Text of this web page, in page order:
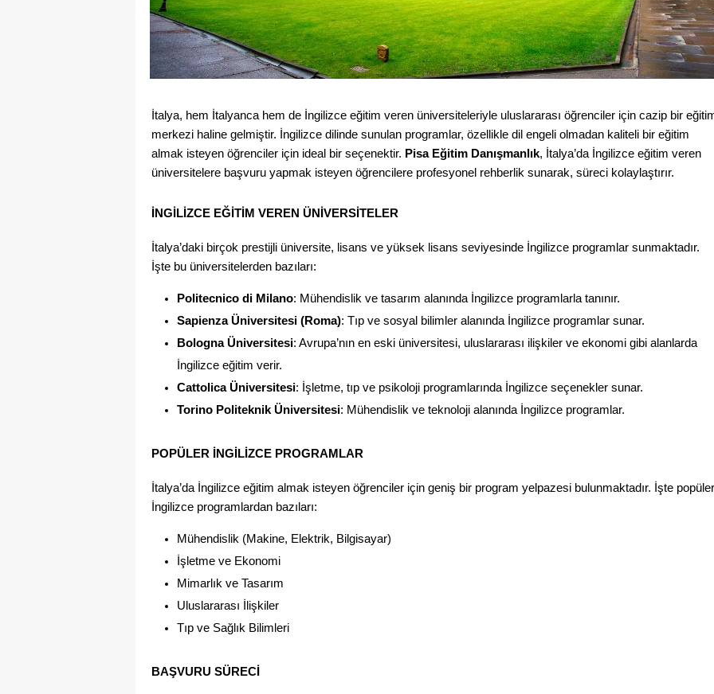
İtalya, hem İtalyanca hem de İngilizce eğitim veren üniversiteleriyle uluslararası öğrenciler için cazip bir
merkezi haline gelmiştir. İngilizce dilinde sunulan programlar, özellikle dil engeli olmadan kaliteli bir eğitim
almak isteyen öğrenciler için ideal bir seçenektir. Pisa Eğitim Danışmanlık, İtalya’da İngilizce eğitim veren
üniversitelere başvuru yapmak isteyen öğrencilere profesyonel rehberlik sunarak, süreci kolaylaştırır.
İNGILIZCE EĞITIM VEREN ÜNIVERSITELER
İtalya’daki birçok prestijli üniversite, lisans ve yüksek lisans seviyesinde İngilizce programlar sunmaktadır.
İşte bu üniversitelerden bazıları:
Politecnico di Milano: Mühendislik ve tasarım alanında İngilizce programlarla tanınır.
Sapienza Üniversitesi (Roma): Tıp ve sosyal bilimler alanında İngilizce programlar sunar.
Bologna Üniversitesi: Avrupa’nın en eski üniversitesi, uluslararası ilişkiler ve ekonomi gibi alanlarda
İngilizce eğitim verir.
Cattolica Üniversitesi: İşletme, tıp ve psikoloji programlarında İngilizce seçenekler sunar.
Torino Politeknik Üniversitesi: Mühendislik ve teknoloji alanında İngilizce programlar.
POPÜLER İNGILIZCE PROGRAMLAR
İtalya’da İngilizce eğitim almak isteyen öğrenciler için geniş bir program yelpazesi bulunmaktadır. İşte popüler
İngilizce programlardan bazıları:
Mühendislik (Makine, Elektrik, Bilgisayar)
İşletme ve Ekonomi
Mimarlık ve Tasarım
Uluslararası İlişkiler
Tıp ve Sağlık Bilimleri
BAŞVURU SÜRECI